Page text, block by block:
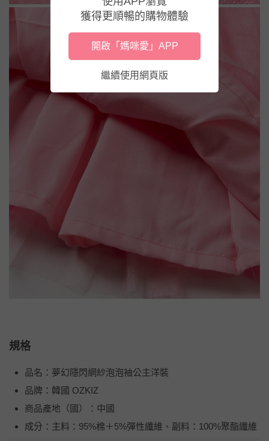
規格
品名：夢幻隱閃網紗泡泡袖公主洋裝
品牌：韓國 OZKIZ
商品產地（國）：中國
成分：主料：95%棉＋5%彈性纖維、副料：100%聚酯纖維
獲得更順暢的購物體驗
開啟「媽咪愛」APP
繼續使用網頁版